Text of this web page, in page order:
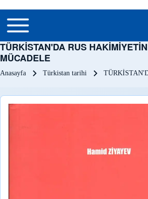
menu_tr
Toggle main menu
TÜRKİSTAN'DA RUS
MÜCADELE
Sayfa yolu
Anasayfa Türkistan tarihi